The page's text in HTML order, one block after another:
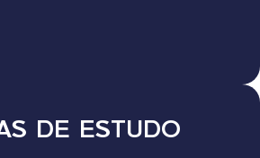
DE ESTUDO